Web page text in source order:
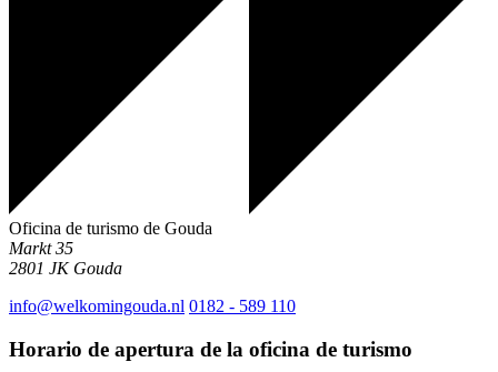
Oficina de turismo de Gouda
Markt 35
2801 JK Gouda
info@welkomingouda.nl 0182 - 589 110
Horario de apertura de la oficina de turismo